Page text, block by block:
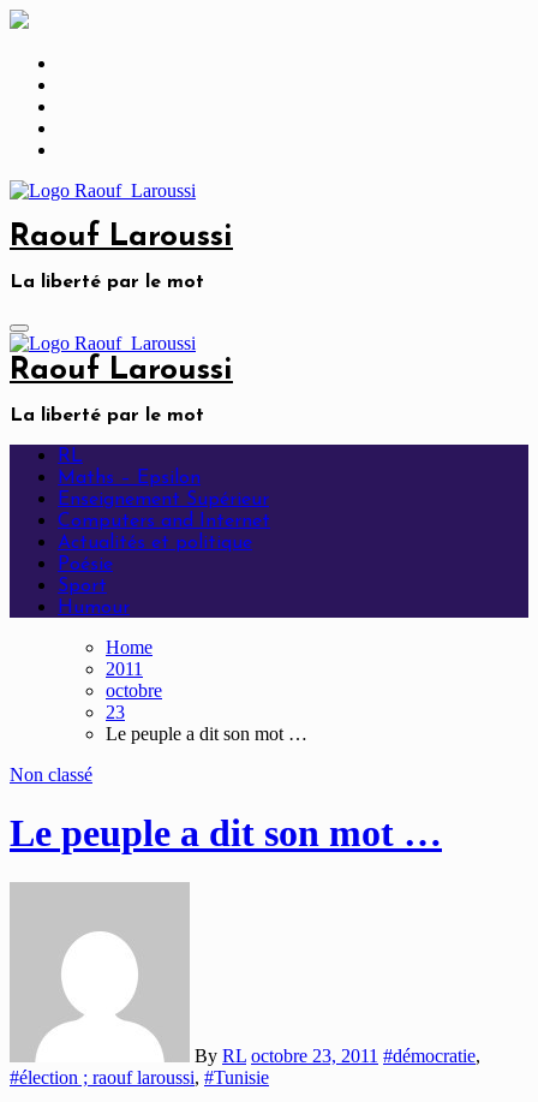
Skip
content
Raouf Laroussi
La liberté par le mot
Raouf Laroussi
La liberté par le mot
RL
Maths – Epsilon
Enseignement Supérieur
Computers and Internet
Actualités et politique
Poésie
Sport
Humour
Home
2011
octobre
23
Le peuple a dit son mot …
Non classé
Le peuple a dit son mot …
By RL octobre 23, 2011 #démocratie,
#élection ; raouf laroussi, #Tunisie